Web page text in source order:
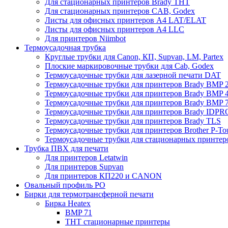
Для стационарных принтеров Brady THT
Для стационарных принтеров CAB, Godex
Листы для офисных принтеров А4 LAT/ELAT
Листы для офисных принтеров А4 LLC
Для принтеров Niimbot
Термоусадочная трубка
Круглые трубки для Canon, КП, Supvan, LM, Partex
Плоские маркировочные трубки для Cab, Godex
Термоусадочные трубки для лазерной печати DAT
Термоусадочные трубки для принтеров Brady BMP
Термоусадочные трубки для принтеров Brady BMP
Термоусадочные трубки для принтеров Brady BMP
Термоусадочные трубки для принтеров Brady
Термоусадочные трубки для принтеров Brady TLS
Термоусадочные трубки для принтеров Brother P-
Термоусадочные трубки для стационарных
Трубка ПВХ для печати
Для принтеров Letatwin
Для принтеров Supvan
Для принтеров КП220 и CANON
Овальный профиль PO
Бирки для термотрансферной печати
Бирка Heatex
BMP 71
THT стационарные принтеры